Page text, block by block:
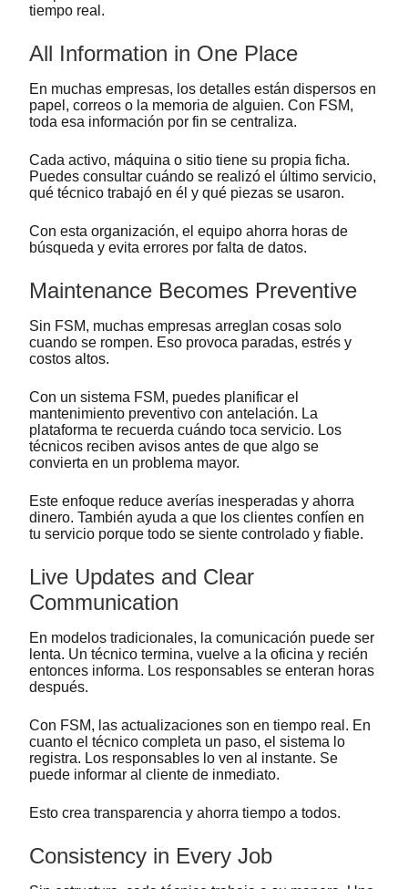
tiempo real.
All Information in One Place
En muchas empresas, los detalles están dispersos en
papel, correos o la memoria de alguien. Con FSM,
toda esa información por fin se centraliza.
Cada activo, máquina o sitio tiene su propia ficha.
Puedes consultar cuándo se realizó el último servicio,
qué técnico trabajó en él y qué piezas se usaron.
Con esta organización, el equipo ahorra horas de
búsqueda y evita errores por falta de datos.
Maintenance Becomes Preventive
Sin FSM, muchas empresas arreglan cosas solo
cuando se rompen. Eso provoca paradas, estrés y
costos altos.
Con un sistema FSM, puedes planificar el
mantenimiento preventivo con antelación. La
plataforma te recuerda cuándo toca servicio. Los
técnicos reciben avisos antes de que algo se
convierta en un problema mayor.
Este enfoque reduce averías inesperadas y ahorra
dinero. También ayuda a que los clientes confíen en
tu servicio porque todo se siente controlado y fiable.
Live Updates and Clear
Communication
En modelos tradicionales, la comunicación puede ser
lenta. Un técnico termina, vuelve a la oficina y recién
entonces informa. Los responsables se enteran horas
después.
Con FSM, las actualizaciones son en tiempo real. En
cuanto el técnico completa un paso, el sistema lo
registra. Los responsables lo ven al instante. Se
puede informar al cliente de inmediato.
Esto crea transparencia y ahorra tiempo a todos.
Consistency in Every Job